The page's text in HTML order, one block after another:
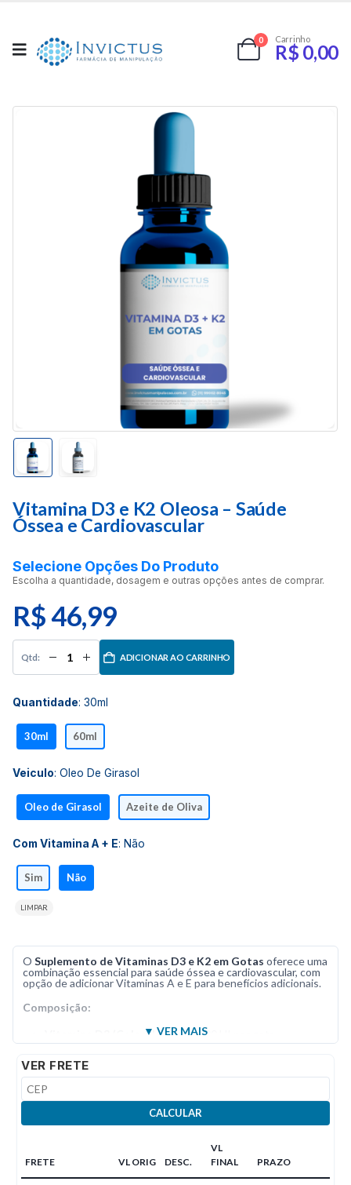
0 Carrinho
R$ 0,00
Vitamina D3 e K2 Oleosa – Saúde
Óssea e Cardiovascular
Selecione Opções Do Produto
Escolha a quantidade, dosagem e outras opções antes de comprar.
R$46,99
ADICIONAR AO CARRINHO
Quantidade: 30ml
30ml 60ml
Veiculo: Oleo De Girasol
Oleo de Girasol Azeite de Oliva
Com Vitamina A + E: Não
Sim Não
LIMPAR
O Suplemento de Vitaminas D3 e K2 em Gotas oferece uma
combinação essencial para saúde óssea e cardiovascular, com
opção de adicionar Vitaminas A e E para benefícios adicionais.
Composição:
Vitamina D3 (Colecalciferol):500 UI por gota
Vitamina K2 (Menaquinona-7 MK-7):10 mcg por gota
Opcionais:
Vitamina A:50 UI por gota
Veículo:Óleo de Girassol ou Azeite de Oliva q.s.p.
VER FRETE
CALCULAR
FRETE VL ORIG DESC.
VL
FINAL
PRAZO